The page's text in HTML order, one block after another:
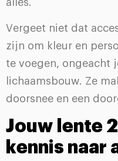
Vergeet niet dat
zijn om kleur en
te voegen, ongeacht
lichaamsbouw. Ze
doorsnee en een
Jouw lente
kennis naar